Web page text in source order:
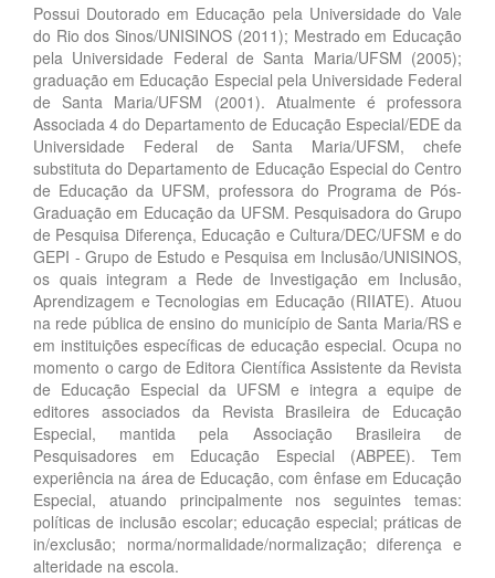
Possui Doutorado em Educação pela Universidade do Vale
do Rio dos Sinos/UNISINOS (2011); Mestrado em Educação
pela Universidade Federal de Santa Maria/UFSM (2005);
graduação em Educação Especial pela Universidade Federal
de Santa Maria/UFSM (2001). Atualmente é professora
Associada 4 do Departamento de Educação Especial/EDE da
Universidade Federal de Santa Maria/UFSM, chefe
substituta do Departamento de Educação Especial do Centro
de Educação da UFSM, professora do Programa de Pós-
Graduação em Educação da UFSM. Pesquisadora do Grupo
de Pesquisa Diferença, Educação e Cultura/DEC/UFSM e do
GEPI - Grupo de Estudo e Pesquisa em Inclusão/UNISINOS,
os quais integram a Rede de Investigação em Inclusão,
Aprendizagem e Tecnologias em Educação (RIIATE). Atuou
na rede pública de ensino do município de Santa Maria/RS e
em instituições específicas de educação especial. Ocupa no
momento o cargo de Editora Científica Assistente da Revista
de Educação Especial da UFSM e integra a equipe de
editores associados da Revista Brasileira de Educação
Especial, mantida pela Associação Brasileira de
Pesquisadores em Educação Especial (ABPEE). Tem
experiência na área de Educação, com ênfase em Educação
Especial, atuando principalmente nos seguintes temas:
políticas de inclusão escolar; educação especial; práticas de
in/exclusão; norma/normalidade/normalização; diferença e
alteridade na escola.